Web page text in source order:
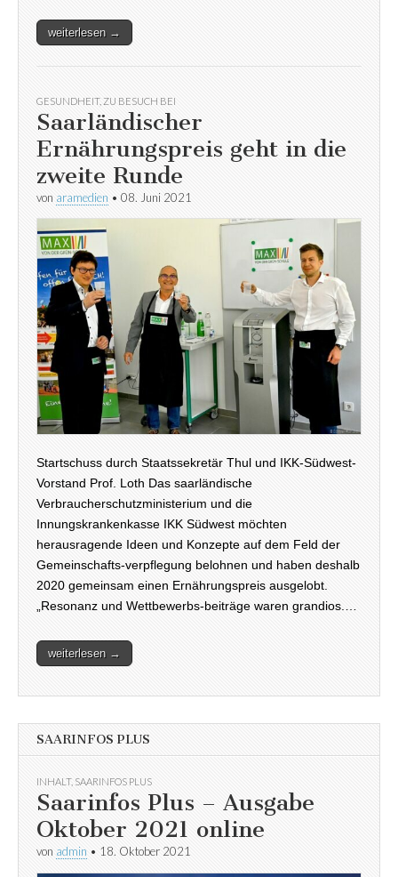
weiterlesen →
GESUNDHEIT, ZU BESUCH BEI
Saarländischer
Ernährungspreis geht in die
zweite Runde
von aramedien • 08. Juni 2021
Startschuss durch Staatssekretär Thul und IKK-Südwest-
Vorstand Prof. Loth Das saarländische
Verbraucherschutzministerium und die
Innungskrankenkasse IKK Südwest möchten
herausragende Ideen und Konzepte auf dem Feld der
Gemeinschafts-verpflegung belohnen und haben deshalb
2020 gemeinsam einen Ernährungspreis ausgelobt.
„Resonanz und Wettbewerbs-beiträge waren grandios.…
weiterlesen →
SAARINFOS PLUS
INHALT, SAARINFOS PLUS
Saarinfos Plus – Ausgabe
Oktober 2021 online
von admin • 18. Oktober 2021